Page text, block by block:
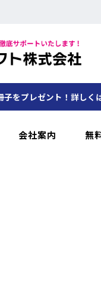
をプレゼント！詳しく
会社案内 無